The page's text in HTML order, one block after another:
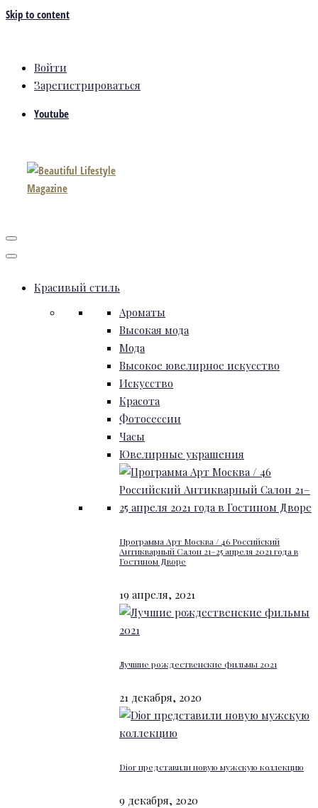
Skip to content
Войти
Зарегистрироваться
Youtube
Красивый стиль
Ароматы
Высокая мода
Мода
Высокое ювелирное искусство
Искусство
Красота
Фотосессии
Часы
Ювелирные украшения
Программа Арт Москва / 46 Российский
Антикварный Салон 21–25 апреля 2021 года в
Гостином Дворе
19 апреля, 2021
Лучшие рождественские фильмы 2021
21 декабря, 2020
Dior представили новую мужскую коллекцию
9 декабря, 2020